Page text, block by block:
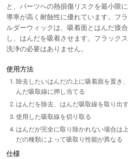
と、パーツへの熱損傷リスクを最小限
導率が高く耐蝕性に優れています。フ
ルダーウィックは、吸着面とはんだ接
し、はんだを吸着させます。フラック
洗浄の必要はありません。
使用方法
除去したいはんだの上に吸着面を置き
んだ吸取線に押し当てる
はんだを除去、はんだ吸取線を取り出す
使用した吸取線を切り取る
はんだが完全に取り除かれない場合は
だの種類によって吸取り性能が異なる
仕様